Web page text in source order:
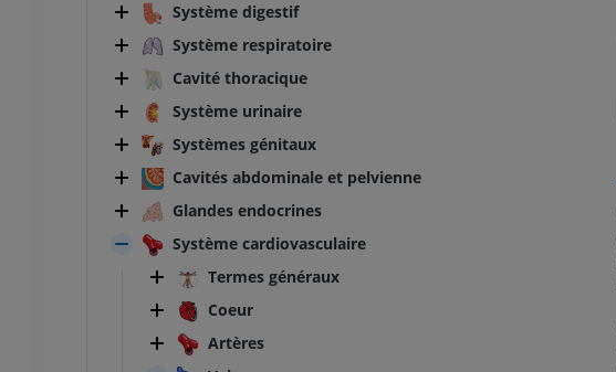
Système digestif
Système respiratoire
Cavité thoracique
Système urinaire
Systèmes génitaux
Cavités abdominale et pelvienne
Glandes endocrines
Système cardiovasculaire
Termes généraux
Coeur
Artères